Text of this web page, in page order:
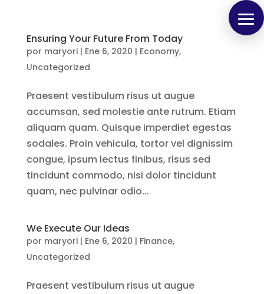
Ensuring Your Future From Today
por maryori| Ene 6, 2020 | Economy,
Uncategorized
Praesent vestibulum risus ut augue
accumsan, sed molestie ante rutrum. Etiam
aliquam quam. Quisque imperdiet egestas
sodales. Proin vehicula, tortor vel dignissim
congue, ipsum lectus finibus, risus sed
tincidunt commodo, nisi dolor tincidunt
quam, nec pulvinar odio...
We Execute Our Ideas
por maryori| Ene 6, 2020 | Finance,
Uncategorized
Praesent vestibulum risus ut augue